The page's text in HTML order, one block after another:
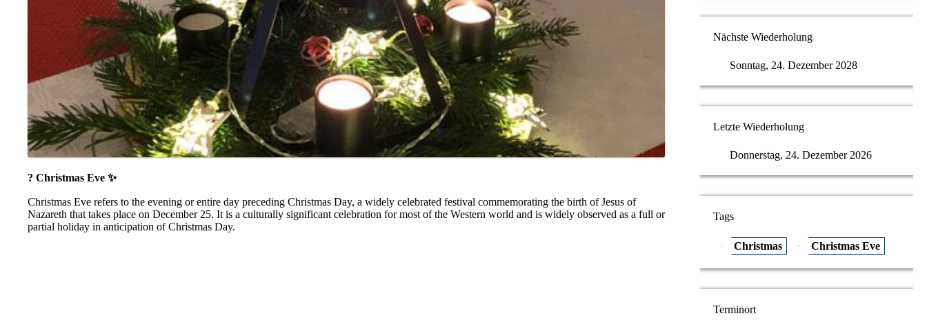
? Christmas Eve ✨
Christmas Eve refers to the evening or entire day preceding Christmas Day, a widely celebrated festival commemorating the birth of Jesus of
Nazareth that takes place on December 25. It is a culturally significant celebration for most of the Western world and is widely observed as a full or
partial holiday in anticipation of Christmas Day.
Nächste Wiederholung
Sonntag, 24. Dezember 2028
Letzte Wiederholung
Donnerstag, 24. Dezember 2026
Tags
Christmas Christmas Eve
Terminort